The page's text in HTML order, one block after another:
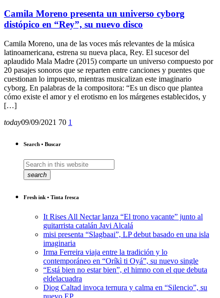
Camila Moreno presenta un universo cyborg
distópico en “Rey”, su nuevo disco
Camila Moreno, una de las voces más relevantes de la música
latinoamericana, estrena su nueva placa, Rey. El sucesor del
aplaudido Mala Madre (2015) comparte un universo compuesto por
20 pasajes sonoros que se reparten entre canciones y puentes que
cuestionan lo impuesto, mientras musicalizan este imaginario
cyborg. En palabras de la compositora: “Es un disco que plantea
cómo existe el amor y el erotismo en los márgenes establecidos, y
[…]
today09/09/2021 70 1
Search • Buscar
search
Fresh ink • Tinta fresca
It Rises All Nectar lanza “El trono vacante” junto al
guitarrista catalán Javi Alcalá
misi presenta “Slagbaai”, LP debut basado en una isla
imaginaria
Irma Ferreira viaja entre la tradición y lo
contemporáneo en “Oríkì ti Oyá”, su nuevo single
“Está bien no estar bien”, el himno con el que debuta
eldelacuadra
Diog Caltad invoca ternura y calma en “Silencio”, su
nuevo EP